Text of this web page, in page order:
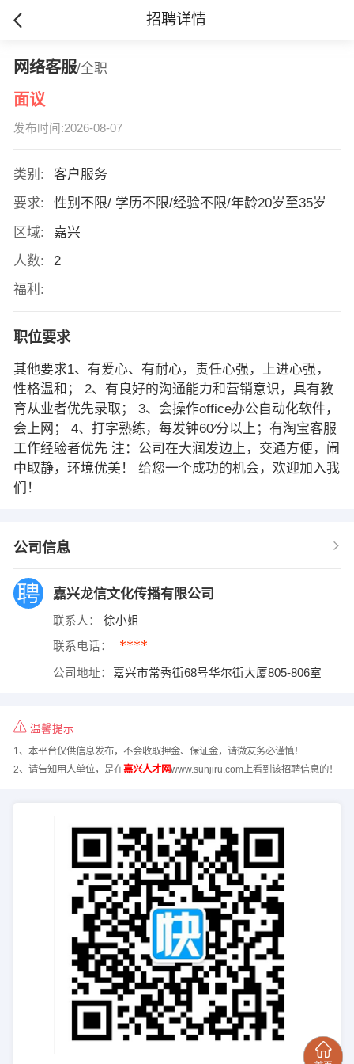
招聘详情
网络客服/全职
面议
发布时间:2026-08-07
类别:
客户服务
要求:
性别不限/ 学历不限/经验不限/年龄20岁至35岁
区域:
嘉兴
人数:
2
福利:
职位要求
其他要求1、有爱心、有耐心，责任心强，上进心强，
性格温和； 2、有良好的沟通能力和营销意识，具有教
育从业者优先录取； 3、会操作office办公自动化软件，
会上网； 4、打字熟练，每发钟60∕分以上；有淘宝客服
工作经验者优先 注：公司在大润发边上，交通方便，闹
中取静，环境优美！ 给您一个成功的机会，欢迎加入我
们！
公司信息
嘉兴龙信文化传播有限公司
联系人： 徐小姐
联系电话： ****
公司地址： 嘉兴市常秀街68号华尔街大厦805-806室
温馨提示
1、本平台仅供信息发布，不会收取押金、保证金，请微友务必谨慎！
2、请告知用人单位，是在嘉兴人才网www.sunjiru.com上看到该招聘信息的！